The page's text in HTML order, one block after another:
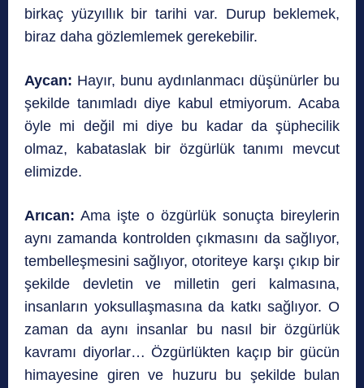
birkaç yüzyıllık bir tarihi var. Durup beklemek,
biraz daha gözlemlemek gerekebilir.
Aycan: Hayır, bunu aydınlanmacı düşünürler bu
şekilde tanımladı diye kabul etmiyorum. Acaba
öyle mi değil mi diye bu kadar da şüphecilik
olmaz, kabataslak bir özgürlük tanımı mevcut
elimizde.
Arıcan: Ama işte o özgürlük sonuçta bireylerin
aynı zamanda kontrolden çıkmasını da sağlıyor,
tembelleşmesini sağlıyor, otoriteye karşı çıkıp bir
şekilde devletin ve milletin geri kalmasına,
insanların yoksullaşmasına da katkı sağlıyor. O
zaman da aynı insanlar bu nasıl bir özgürlük
kavramı diyorlar… Özgürlükten kaçıp bir gücün
himayesine giren ve huzuru bu şekilde bulan